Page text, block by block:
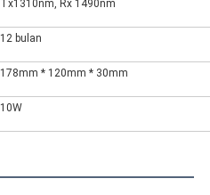
Tx1310nm, Rx 1490nm
12 bulan
178mm * 120mm * 30mm
10W